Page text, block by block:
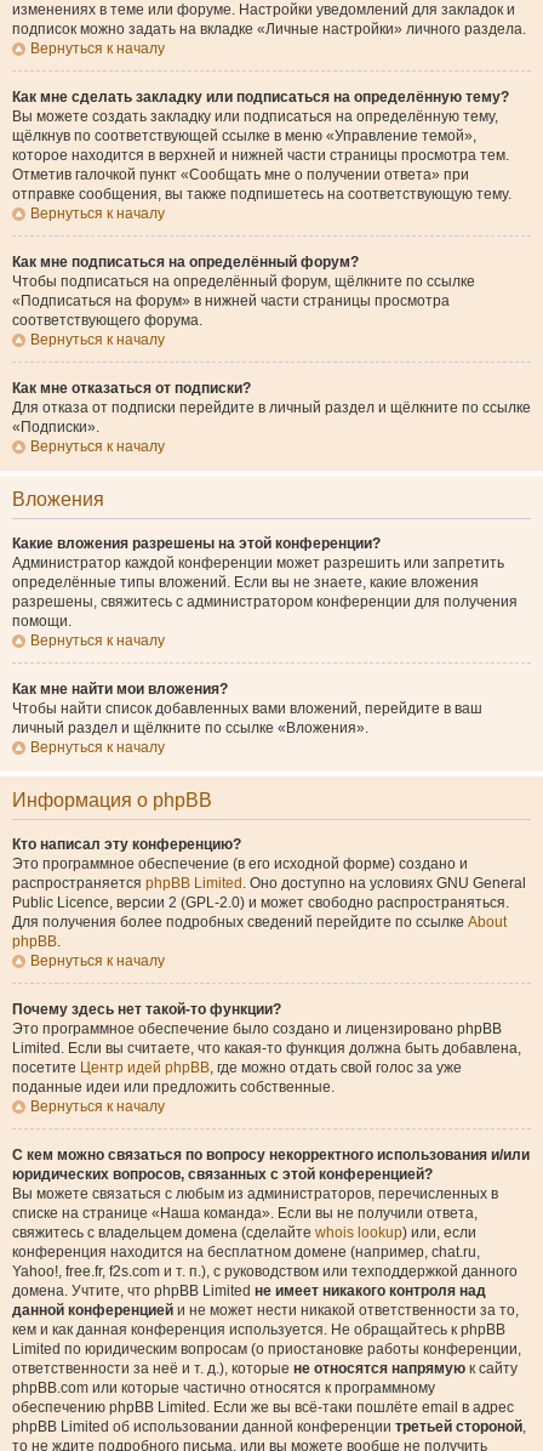
изменениях в теме или форуме. Настройки уведомлений для закладок и
подписок можно задать на вкладке «Личные настройки» личного раздела.
Вернуться к началу
Как мне сделать закладку или подписаться на определённую тему?
Вы можете создать закладку или подписаться на определённую тему,
щёлкнув по соответствующей ссылке в меню «Управление темой»,
которое находится в верхней и нижней части страницы просмотра тем.
Отметив галочкой пункт «Сообщать мне о получении ответа» при
отправке сообщения, вы также подпишетесь на соответствующую тему.
Вернуться к началу
Как мне подписаться на определённый форум?
Чтобы подписаться на определённый форум, щёлкните по ссылке
«Подписаться на форум» в нижней части страницы просмотра
соответствующего форума.
Вернуться к началу
Как мне отказаться от подписки?
Для отказа от подписки перейдите в личный раздел и щёлкните по ссылке
«Подписки».
Вернуться к началу
Вложения
Какие вложения разрешены на этой конференции?
Администратор каждой конференции может разрешить или запретить
определённые типы вложений. Если вы не знаете, какие вложения
разрешены, свяжитесь с администратором конференции для получения
помощи.
Вернуться к началу
Как мне найти мои вложения?
Чтобы найти список добавленных вами вложений, перейдите в ваш
личный раздел и щёлкните по ссылке «Вложения».
Вернуться к началу
Информация о phpBB
Кто написал эту конференцию?
Это программное обеспечение (в его исходной форме) создано и
распространяется phpBB Limited . Оно доступно на условиях GNU General
Public Licence, версии 2 (GPL-2.0) и может свободно распространяться.
Для получения более подробных сведений перейдите по ссылке About
phpBB.
Вернуться к началу
Почему здесь нет такой-то функции?
Это программное обеспечение было создано и лицензировано phpBB
Limited. Если вы считаете, что какая-то функция должна быть добавлена,
посетите Центр идей phpBB, где можно отдать свой голос за уже
поданные идеи или предложить собственные.
Вернуться к началу
С кем можно связаться по вопросу некорректного использования и/или
юридических вопросов, связанных с этой конференцией?
Вы можете связаться с любым из администраторов, перечисленных в
списке на странице «Наша команда». Если вы не получили ответа,
свяжитесь с владельцем домена (сделайте whois lookup) или, если
конференция находится на бесплатном домене (например, chat.ru,
Yahoo!, free.fr, f2s.com и т. п.), с руководством или техподдержкой данного
домена. Учтите, что phpBB Limited не имеет никакого контроля над
данной конференцией и не может нести никакой ответственности за то,
кем и как данная конференция используется. Не обращайтесь к phpBB
Limited по юридическим вопросам (о приостановке работы конференции,
ответственности за неё и т. д.), которые не относятся напрямую к сайту
phpBB.com или которые частично относятся к программному
обеспечению phpBB Limited. Если же вы всё-таки пошлёте email в адрес
phpBB Limited об использовании данной конференции третьей стороной,
то не ждите подробного письма, или вы можете вообще не получить